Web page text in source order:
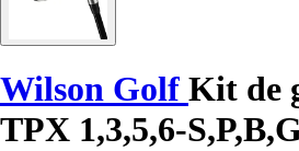
Wilson Golf Kit de
TPX 1,3,5,6-